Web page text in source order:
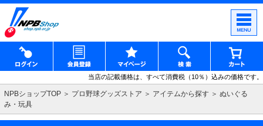
当店の記載価格は、すべて消費税（10％）込みの価格です。
NPBショップTOP プロ野球グッズストア アイテムから探す
ぬいぐる
み・玩具